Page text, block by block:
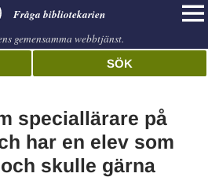
Fråga bibliotekarien
gemensamma webbtjänst.
SÖK
speciallärare på
har en elev som
skulle gärna